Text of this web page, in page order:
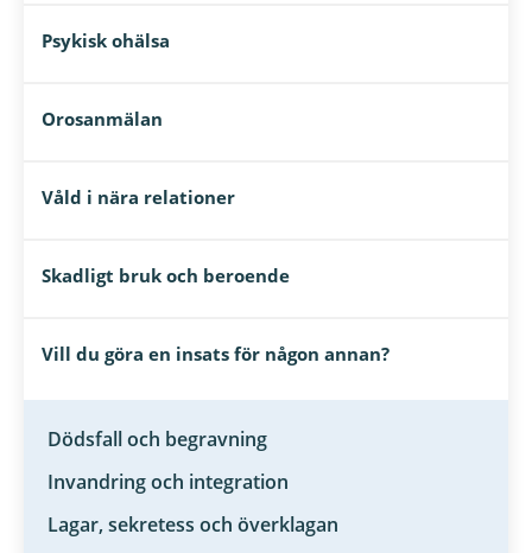
Psykisk ohälsa
Orosanmälan
Våld i nära relationer
Skadligt bruk och beroende
Vill du göra en insats för någon annan?
Dödsfall och begravning
Invandring och integration
Lagar, sekretess och överklagan